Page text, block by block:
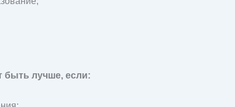
лучше, если: